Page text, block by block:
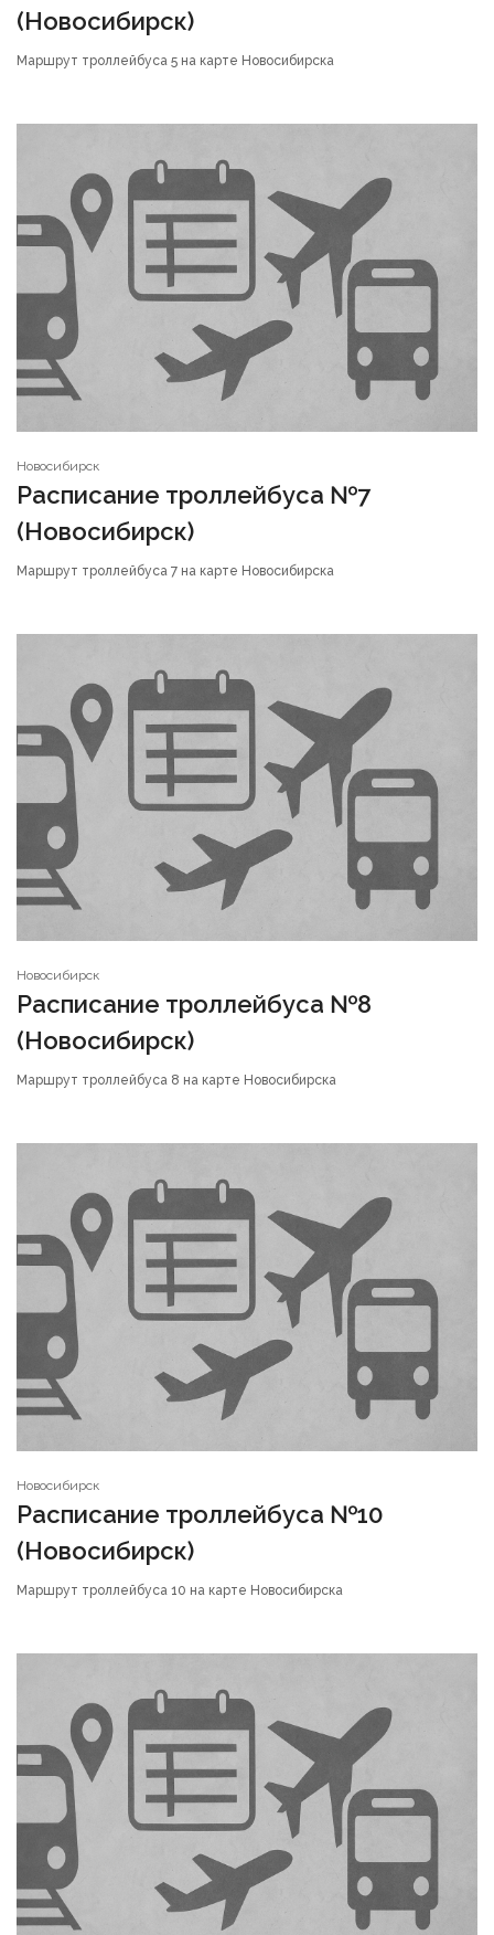
(Новосибирск)
Маршрут троллейбуса 5 на карте Новосибирска
Новосибирск
Расписание троллейбуса №7
(Новосибирск)
Маршрут троллейбуса 7 на карте Новосибирска
Новосибирск
Расписание троллейбуса №8
(Новосибирск)
Маршрут троллейбуса 8 на карте Новосибирска
Новосибирск
Расписание троллейбуса №10
(Новосибирск)
Маршрут троллейбуса 10 на карте Новосибирска